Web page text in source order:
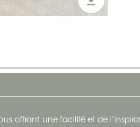
offrant une facilité et de